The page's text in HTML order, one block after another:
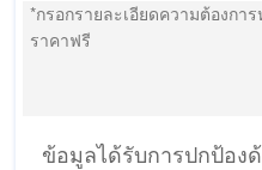
ข้อมูลได้รับการปกป้อง